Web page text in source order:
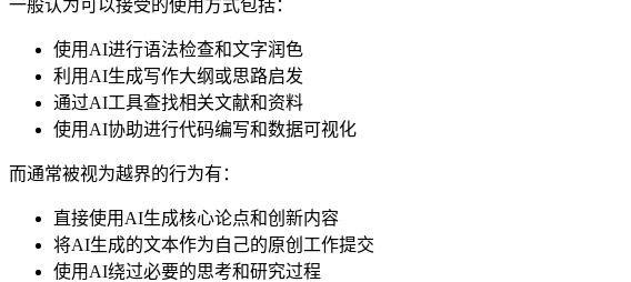
一般认为可以接受的使用方式包括：
使用AI进行语法检查和文字润色
利用AI生成写作大纲或思路启发
通过AI工具查找相关文献和资料
使用AI协助进行代码编写和数据可视化
而通常被视为越界的行为有：
直接使用AI生成核心论点和创新内容
将AI生成的文本作为自己的原创工作提交
使用AI绕过必要的思考和研究过程